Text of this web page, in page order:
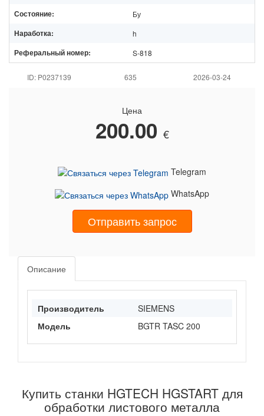
Состояние: Бу
Наработка: h
Реферальный номер: S-818
ID: P0237139 635 2026-03-24
Цена
200.00 €
Telegram
WhatsApp
Отправить запрос
Описание
Производитель
SIEMENS
Модель
BGTR TASC 200
Купить станки HGTECH HGSTART для
обработки листового металла